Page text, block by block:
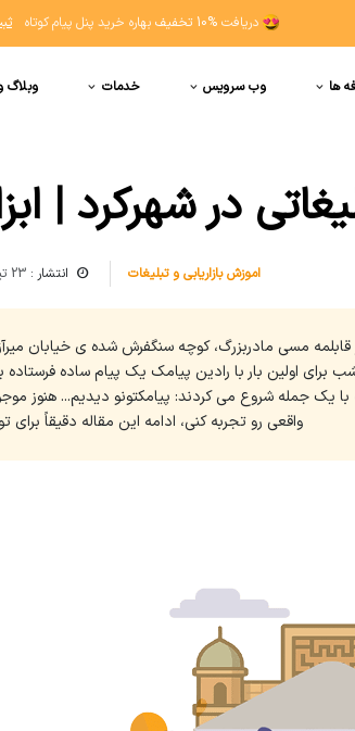
دریافت 10% تخفیف بهاره خرید پنل پیام کوتاه
ها وب سرویس خدمات وبلاگ
در شهرکرد |
اموزش بازاریابی و تبلیغات انتشار :23 تیر 1404
مسی مادربزرگ، کوچه سنگفرش شده ی خیابان
برای اولین بار با رادین پیامک یک پیام ساده
یک جمله شروع می کردند: پیامکتونو دیدیم... هنوز
واقعی رو تجربه کنی، ادامه این مقاله دقیقاً برای